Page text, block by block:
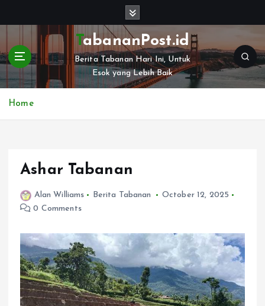
t
c
TabananPost.id
Berita Tabanan Hari Ini, Untuk
Esok yang Lebih Baik
Home
Ashar Tabanan
Alan Williams Berita Tabanan
October 12, 2025
0 Comments